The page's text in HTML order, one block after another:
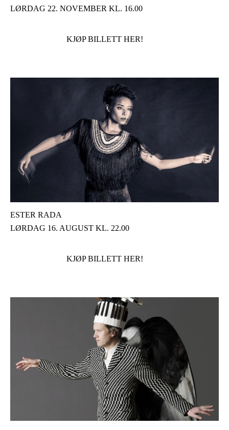
LØRDAG 22. NOVEMBER KL. 16.00
KJØP BILLETT HER!
ESTER RADA
LØRDAG 16. AUGUST KL. 22.00
KJØP BILLETT HER!